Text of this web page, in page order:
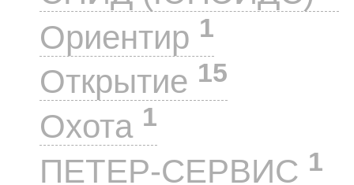
Ориентир 1
Открытие 15
Охота 1
ПЕТЕР-СЕРВИС 1